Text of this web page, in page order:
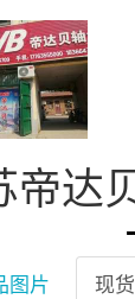
帝达
图片 现